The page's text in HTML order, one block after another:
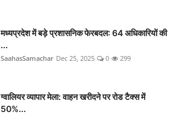
मध्यप्रदेश में बड़े प्रशासनिक फेरबदल: 64 अधिकारियों की
...
SaahasSamachar Dec 25, 2025 0 299
ग्वालियर व्यापार मेला: वाहन खरीदने पर रोड टैक्स में
50%...